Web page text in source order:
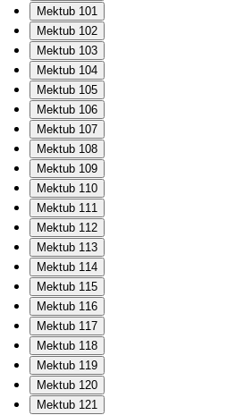
Mektub 101
Mektub 102
Mektub 103
Mektub 104
Mektub 105
Mektub 106
Mektub 107
Mektub 108
Mektub 109
Mektub 110
Mektub 111
Mektub 112
Mektub 113
Mektub 114
Mektub 115
Mektub 116
Mektub 117
Mektub 118
Mektub 119
Mektub 120
Mektub 121